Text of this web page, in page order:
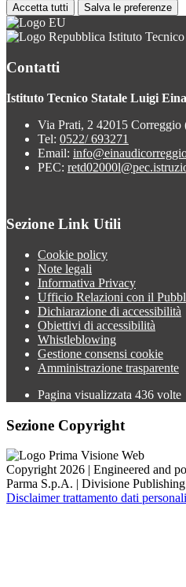
Accetta tutti Salva le preferenze
Istituto
Contatti
Istituto Tecnico Statale Luigi
Via Prati, 2 42015 Correggio
Tel: 0522/ 693271
Email:
PEC:
Sezione Link Utili
Cookie policy
Note legali
Informativa Privacy
Ufficio Relazioni con il
Dichiarazione di accessibilità
Obiettivi di accessibilità
Whistleblowing
Gestione consensi cookie
Amministrazione trasparente
Pagina visualizzata 436 volte
Sezione Copyright
Copyright 2026 | Engineered and
Parma S.p.A. | Divisione
Disclaimer trattamento dati personali